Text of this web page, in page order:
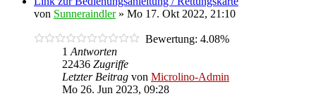
von Sunneraindler» Mo 17. Okt 2022, 21:10
Bewertung: 4.08%
1 Antworten
22436 Zugriffe
Letzter Beitrag von Microlino-Admin
Mo 26. Jun 2023, 09:28